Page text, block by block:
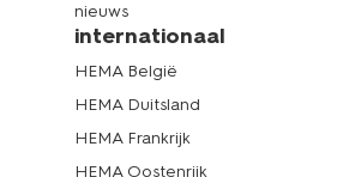
nieuws
internationaal
HEMA België
HEMA Duitsland
HEMA Frankrijk
HEMA Oostenrijk